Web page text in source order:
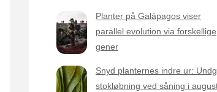
Planter på Galápagos viser
parallel evolution via forskellige
gener
Snyd planternes indre ur:
stokløbning ved såning i